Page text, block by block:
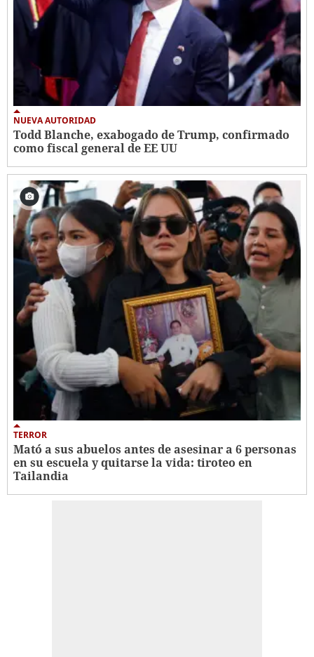
NUEVA AUTORIDAD
Todd Blanche, exabogado de Trump, confirmado
como fiscal general de EE UU
TERROR
Mató a sus abuelos antes de asesinar a 6 personas
en su escuela y quitarse la vida: tiroteo en
Tailandia